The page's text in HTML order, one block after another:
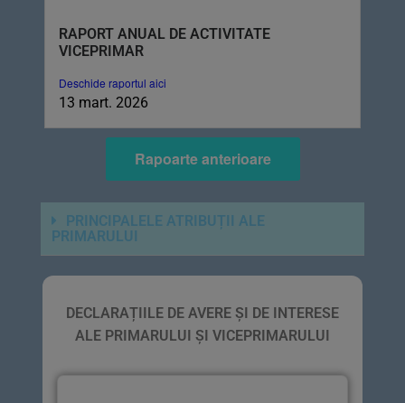
RAPORT ANUAL DE ACTIVITATE
VICEPRIMAR
Deschide raportul aici
13 mart. 2026
Rapoarte anterioare
PRINCIPALELE ATRIBUȚII ALE
PRIMARULUI
DECLARAȚIILE DE AVERE ȘI DE INTERESE
ALE PRIMARULUI ȘI VICEPRIMARULUI